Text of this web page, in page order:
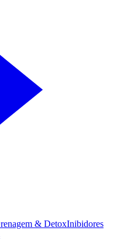
& DetoxInibidores